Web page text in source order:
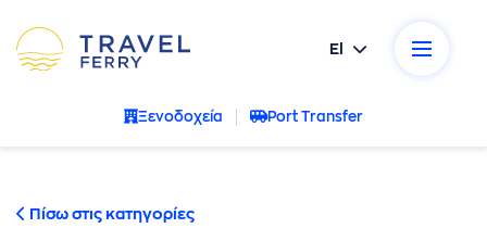
El
προορισμοί
Ξενοδοχεία Port Transfer
Πίσω στις κατηγορίες